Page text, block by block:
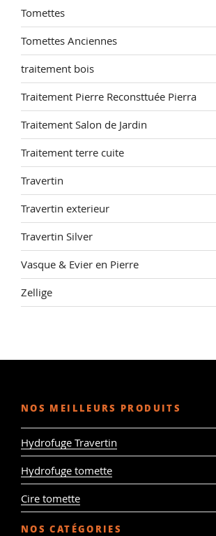
Tomettes
Tomettes Anciennes
traitement bois
Traitement Pierre Reconsttuée Pierra
Traitement Salon de Jardin
Traitement terre cuite
Travertin
Travertin exterieur
Travertin Silver
Vasque & Evier en Pierre
Zellige
NOS MEILLEURS PRODUITS
Hydrofuge Travertin
Hydrofuge tomette
Cire tomette
NOS CATÉGORIES